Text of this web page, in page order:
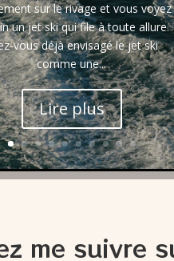
sur le rivage et vous voyez
un jet ski qui file à toute allure.
vous déjà envisagé le jet ski
comme une...
Lire plus
me suivre